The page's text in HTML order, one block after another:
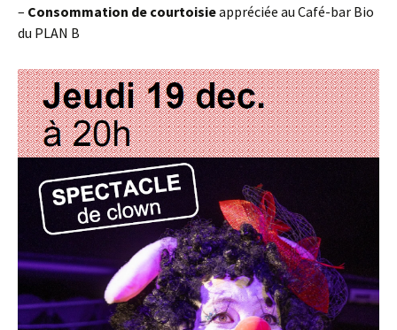
– Consommation de courtoisieappréciée au Café-bar Bio
du PLAN B